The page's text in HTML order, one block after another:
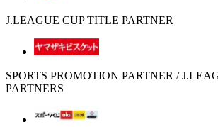
J.LEAGUE CUP TITLE PARTNER
SPORTS PROMOTION PARTNER /
PARTNERS